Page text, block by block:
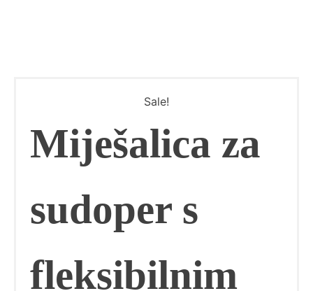
Sale!
Miješalica za
sudoper s
fleksibilnim